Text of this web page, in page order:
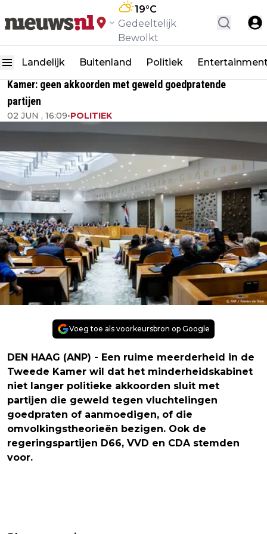
19°C
Gedeeltelijk
Bewolkt
Landelijk Buitenland Politiek
Kamer: geen akkoorden met geweld goedpratende
partijen
02 JUN , 16:09•POLITIEK
Voeg toe als voorkeursbron op Google
DEN HAAG (ANP) - Een ruime meerderheid in de
Tweede Kamer wil dat het minderheidskabinet
niet langer politieke akkoorden sluit met
partijen die geweld tegen vluchtelingen
goedpraten of aanmoedigen, of die
omvolkingstheorieën bezigen. Ook de
regeringspartijen D66, VVD en CDA stemden
voor.